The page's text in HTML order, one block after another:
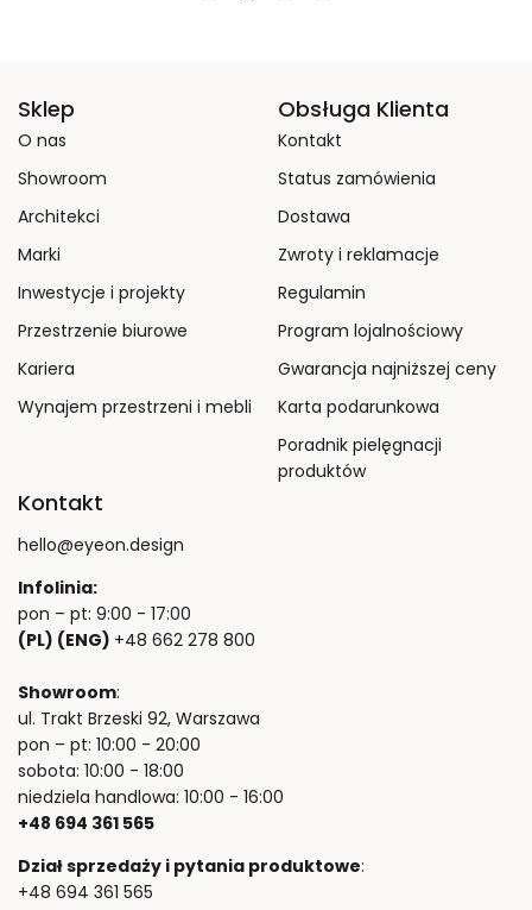
Sklep
O nas
Showroom
Architekci
Marki
Inwestycje i projekty
Przestrzenie biurowe
Kariera
Wynajem przestrzeni i mebli
Obsługa Klienta
Kontakt
Status zamówienia
Dostawa
Zwroty i reklamacje
Regulamin
Program lojalnościowy
Gwarancja najniższej ceny
Karta podarunkowa
Poradnik pielęgnacji
produktów
Kontakt
hello@eyeon.design
Infolinia:
pon – pt: 9:00 - 17:00
(PL) (ENG) +48 662 278 800
Showroom:
ul. Trakt Brzeski 92, Warszawa
pon – pt: 10:00 - 20:00
sobota: 10:00 - 18:00
niedziela handlowa: 10:00 - 16:00
+48 694 361 565
Dział sprzedaży i pytania produktowe:
+48 694 361 565